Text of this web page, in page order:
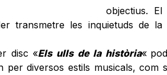
objectius.
transmetre les inquietuds de
disc «Els ulls de la història«
per diversos estils musicals,